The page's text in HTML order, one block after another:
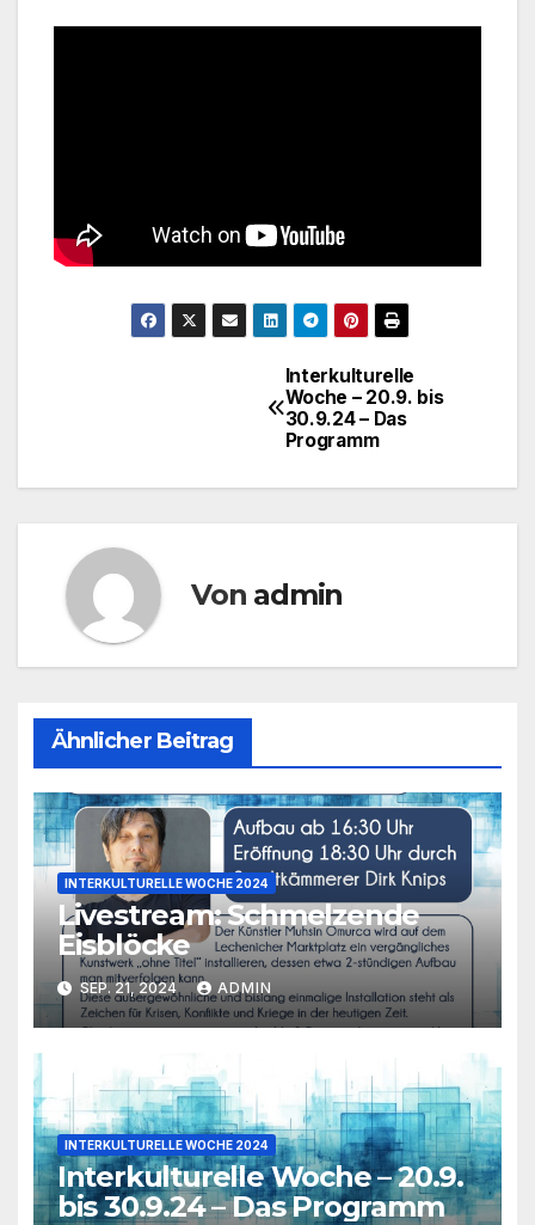
Beitragsnavigation
Interkulturelle
Woche – 20.9. bis
30.9.24 – Das
Programm
Von admin
Ähnlicher Beitrag
INTERKULTURELLE WOCHE 2024
Livestream: Schmelzende
Eisblöcke
SEP. 21, 2024 ADMIN
INTERKULTURELLE WOCHE 2024
Interkulturelle Woche – 20.9.
bis 30.9.24 – Das Programm